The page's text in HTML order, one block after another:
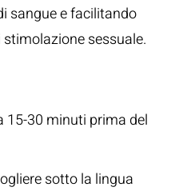
sangue e facilitando
stimolazione sessuale.
15-30 minuti prima del
sotto la lingua